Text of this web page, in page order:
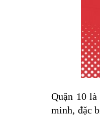
Quận 10
minh, đặc